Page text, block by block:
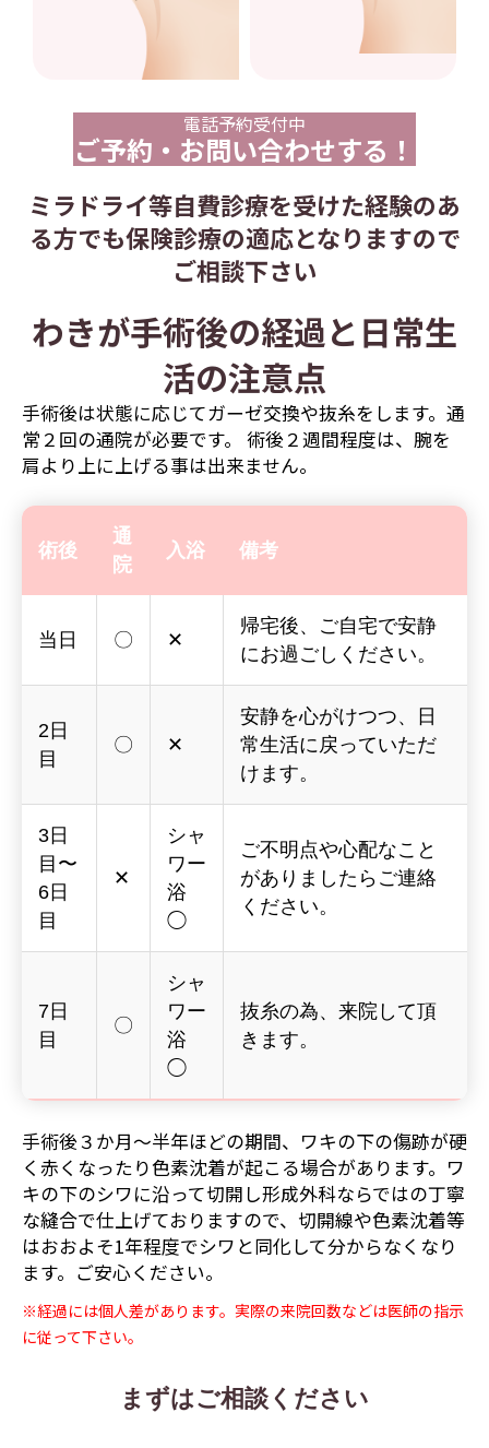
電話予約受付中
ご予約・お問い合わせする！
ミラドライ等自費診療を受けた経験のあ
る方でも保険診療の適応となりますので
ご相談下さい
わきが手術後の経過と日常生
活の注意点
手術後は状態に応じてガーゼ交換や抜糸をします。通
常２回の通院が必要です。 術後２週間程度は、腕を
肩より上に上げる事は出来ません。
術後
通
院
入浴 備考
当日 〇 ✕
帰宅後、ご自宅で安静
にお過ごしください。
2日
目
〇 ✕
安静を心がけつつ、日
常生活に戻っていただ
けます。
3日
目〜
6日
目
✕
シャ
ワー
浴
◯
ご不明点や心配なこと
がありましたらご連絡
ください。
7日
目
〇
シャ
ワー
浴
◯
抜糸の為、来院して頂
きます。
手術後３か月～半年ほどの期間、ワキの下の傷跡が硬
く赤くなったり色素沈着が起こる場合があります。ワ
キの下のシワに沿って切開し形成外科ならではの丁寧
な縫合で仕上げておりますので、切開線や色素沈着等
はおおよそ1年程度でシワと同化して分からなくなり
ます。ご安心ください。
※経過には個人差があります。実際の来院回数などは医師の指示
に従って下さい。
まずはご相談ください